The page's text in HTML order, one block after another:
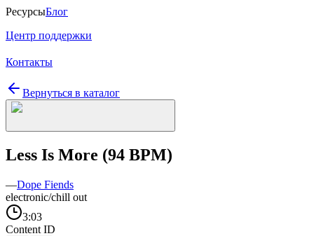
РесурсыБлог
Центр поддержки
Контакты
Вернуться в каталог
Less Is More (94 BPM)
—Dope Fiends
electronic/chill out
3:03
Content ID